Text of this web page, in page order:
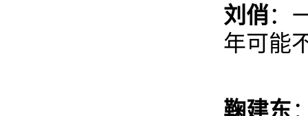
刘俏：
年可能
鞠建东